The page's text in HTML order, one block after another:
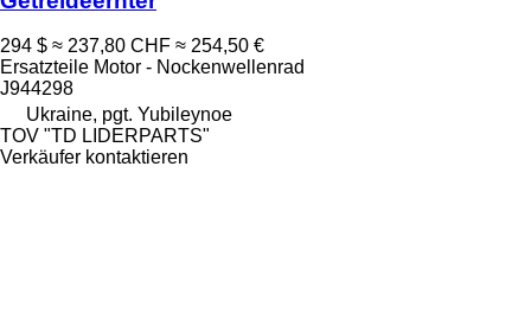
294 $ ≈ 237,80 CHF ≈ 254,50 €
Ersatzteile Motor - Nockenwellenrad
J944298
Ukraine, pgt. Yubileynoe
TOV "TD LIDERPARTS"
Verkäufer kontaktieren